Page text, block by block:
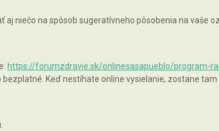
niečo na spôsob sugeratívneho pôsobenia na vaše
https://forumzdravie.sk/onlinesasapueblo/program-
Keď nestíhate online vysielanie, zostane